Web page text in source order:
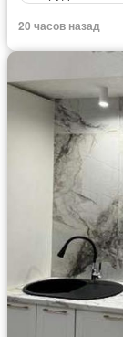
20 часов назад